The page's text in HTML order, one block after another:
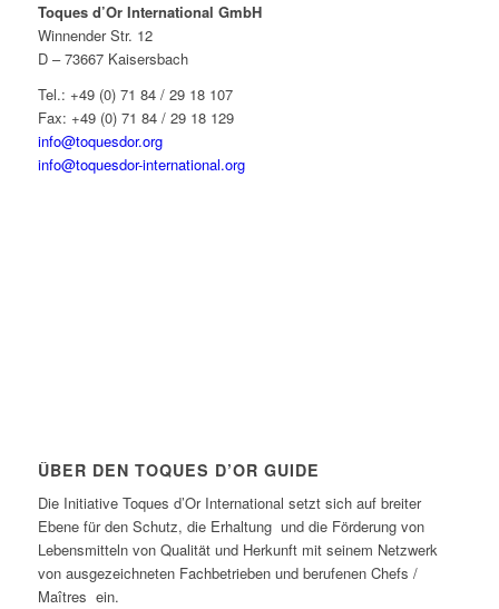
Toques d’Or International GmbH
Winnender Str. 12
D – 73667 Kaisersbach
Tel.: +49 (0) 71 84 / 29 18 107
Fax: +49 (0) 71 84 / 29 18 129
info@toquesdor.org
info@toquesdor-international.org
ÜBER DEN TOQUES D’OR GUIDE
Die Initiative Toques d’Or International setzt sich auf breiter
Ebene für den Schutz, die Erhaltung und die Förderung von
Lebensmitteln von Qualität und Herkunft mit seinem Netzwerk
von ausgezeichneten Fachbetrieben und berufenen Chefs /
Maîtres ein.